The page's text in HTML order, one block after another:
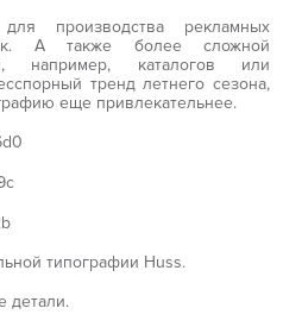
производства рекламных
А также более сложной
например, каталогов или
тренд летнего сезона,
еще привлекательнее.
типографии Huss.
детали.